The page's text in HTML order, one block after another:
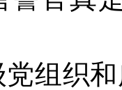
组织